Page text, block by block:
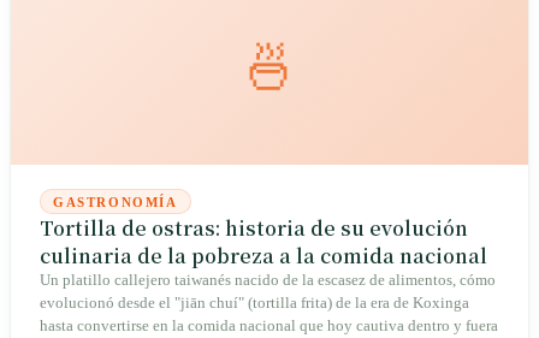
🍜
GASTRONOMÍA
Tortilla de ostras: historia de su evolución
culinaria de la pobreza a la comida nacional
Un platillo callejero taiwanés nacido de la escasez de alimentos, cómo
evolucionó desde el "jiān chuí" (tortilla frita) de la era de Koxinga
hasta convertirse en la comida nacional que hoy cautiva dentro y fuera